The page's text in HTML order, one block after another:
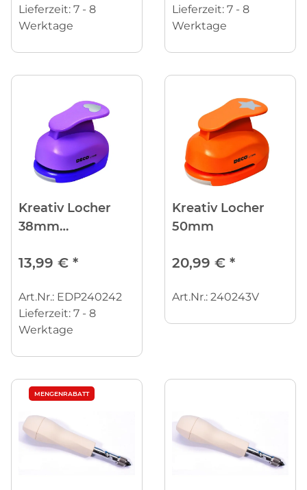
Lieferzeit: 7 - 8
Werktage
Lieferzeit: 7 - 8
Werktage
Kreativ Locher
38mm
13,99 € *
Art.Nr.: EDP240242
Lieferzeit: 7 - 8
Werktage
Kreativ Locher
50mm
20,99 € *
Art.Nr.: 240243V
MENGENRABATT